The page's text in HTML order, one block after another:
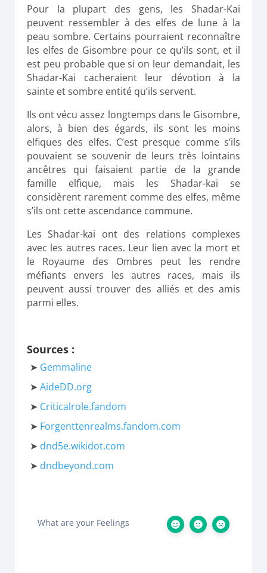
Pour la plupart des gens, les Shadar-Kai
peuvent ressembler à des elfes de lune à la
peau sombre. Certains pourraient reconnaître
les elfes de Gisombre pour ce qu’ils sont, et il
est peu probable que si on leur demandait, les
Shadar-Kai cacheraient leur dévotion à la
sainte et sombre entité qu’ils servent.
Ils ont vécu assez longtemps dans le Gisombre,
alors, à bien des égards, ils sont les moins
elfiques des elfes. C’est presque comme s’ils
pouvaient se souvenir de leurs très lointains
ancêtres qui faisaient partie de la grande
famille elfique, mais les Shadar-kai se
considèrent rarement comme des elfes, même
s’ils ont cette ascendance commune.
Les Shadar-kai ont des relations complexes
avec les autres races. Leur lien avec la mort et
le Royaume des Ombres peut les rendre
méfiants envers les autres races, mais ils
peuvent aussi trouver des alliés et des amis
parmi elles.
Sources :
Gemmaline
AideDD.org
Criticalrole.fandom
Forgenttenrealms.fandom.com
dnd5e.wikidot.com
dndbeyond.com
What are your Feelings